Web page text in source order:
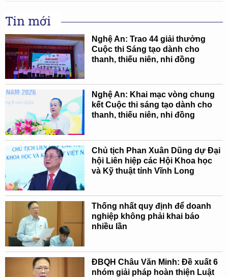
Tin mới
Nghệ An: Trao 44 giải thưởng
Cuộc thi Sáng tạo dành cho
thanh, thiếu niên, nhi đồng
Nghệ An: Khai mạc vòng chung
kết Cuộc thi sáng tạo dành cho
thanh, thiếu niên, nhi đồng
Chủ tịch Phan Xuân Dũng dự Đại
hội Liên hiệp các Hội Khoa học
và Kỹ thuật tỉnh Vĩnh Long
Thống nhất quy định để doanh
nghiệp không phải khai báo
nhiều lần
ĐBQH Châu Văn Minh: Đề xuất 6
nhóm giải pháp hoàn thiện Luật